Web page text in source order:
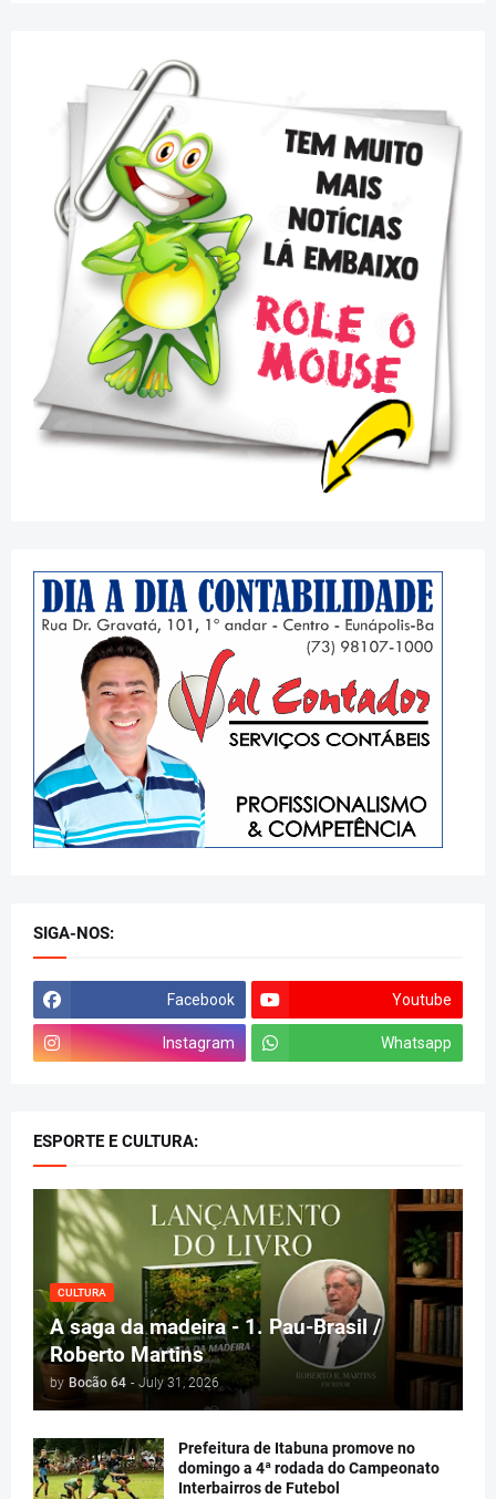
SIGA-NOS:
Facebook Youtube
Instagram Whatsapp
ESPORTE E CULTURA:
CULTURA
A saga da madeira - 1. Pau-Brasil /
Roberto Martins
by Bocão 64 - July 31, 2026
Prefeitura de Itabuna promove no
domingo a 4ª rodada do Campeonato
Interbairros de Futebol